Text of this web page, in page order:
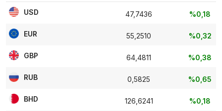
USD 47,7436 %0,18
EUR 55,2510 %0,32
GBP 64,4811 %0,38
RUB 0,5825 %0,65
BHD 126,6241 %0,18